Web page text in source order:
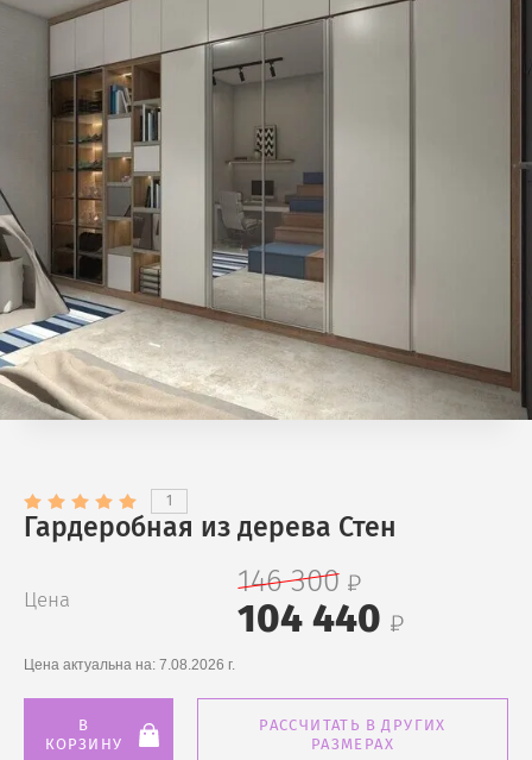
1
Гардеробная из дерева Стен
Цена
146 300
104 440
Цена актуальна на: 7.08.2026 г.
В
КОРЗИНУ
РАССЧИТАТЬ В ДРУГИХ
РАЗМЕРАХ